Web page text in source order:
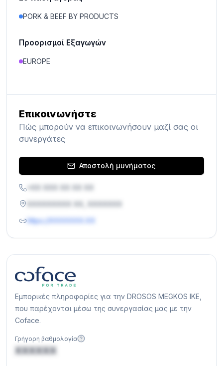
PORK & BEEF BY PRODUCTS
Προορισμοί Εξαγωγών
EUROPE
Επικοινωνήστε
Πώς μπορούν να επικοινωνήσουν μαζί σας οι
συνεργάτες
Αποστολή μυνήματος
https://XXXXXXX.XX
Εμπορικές πληροφορίες για την DROSOS MEGKOS IKE,
που παρέχονται μέσω της συνεργασίας μας με την
Coface.
Γρήγορη βαθμολογία
XXXXXX